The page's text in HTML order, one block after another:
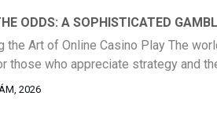
ODDS: A SOPHISTICATED
the Art of Online Casino Play The
those who appreciate strategy and
gambler approaches real money
2026